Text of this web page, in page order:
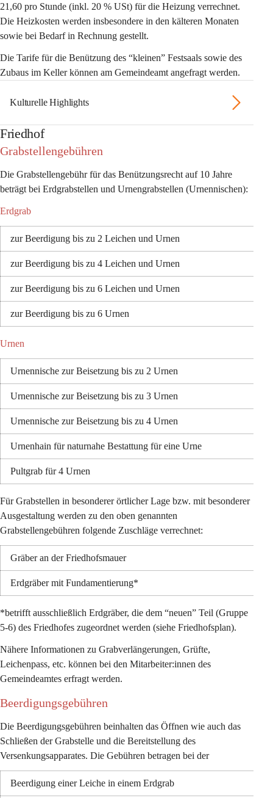
21,60 pro Stunde (inkl. 20 % USt) für die Heizung verrechnet.
Die Heizkosten werden insbesondere in den kälteren Monaten
sowie bei Bedarf in Rechnung gestellt.
Die Tarife für die Benützung des “kleinen” Festsaals sowie des
Zubaus im Keller können am Gemeindeamt angefragt werden.
Kulturelle Highlights
Friedhof
Grabstellengebühren
Die Grabstellengebühr für das Benützungsrecht auf 10 Jahre
beträgt bei Erdgrabstellen und Urnengrabstellen (Urnennischen):
Erdgrab
zur Beerdigung bis zu 2 Leichen und Urnen
zur Beerdigung bis zu 4 Leichen und Urnen
zur Beerdigung bis zu 6 Leichen und Urnen
zur Beerdigung bis zu 6 Urnen
Urnen
Urnennische zur Beisetzung bis zu 2 Urnen
Urnennische zur Beisetzung bis zu 3 Urnen
Urnennische zur Beisetzung bis zu 4 Urnen
Urnenhain für naturnahe Bestattung für eine Urne
Pultgrab für 4 Urnen
Für Grabstellen in besonderer örtlicher Lage bzw. mit besonderer
Ausgestaltung werden zu den oben genannten
Grabstellengebühren folgende Zuschläge verrechnet:
Gräber an der Friedhofsmauer
Erdgräber mit Fundamentierung*
*betrifft ausschließlich Erdgräber, die dem “neuen” Teil (Gruppe
5-6) des Friedhofes zugeordnet werden (siehe Friedhofsplan).
Nähere Informationen zu Grabverlängerungen, Grüfte,
Leichenpass, etc. können bei den Mitarbeiter:innen des
Gemeindeamtes erfragt werden.
Beerdigungsgebühren
Die Beerdigungsgebühren beinhalten das Öffnen wie auch das
Schließen der Grabstelle und die Bereitstellung des
Versenkungsapparates. Die Gebühren betragen bei der
Beerdigung einer Leiche in einem Erdgrab